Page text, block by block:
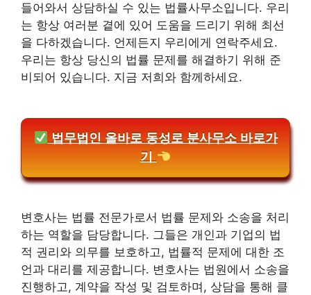
들어와서 상담하실 수 있는 법률사무소입니다. 우리
는 항상 여러분 곁에 있어 도움을 드리기 위해 최선
을 다하겠습니다. 언제든지 우리에게 연락주세요.
우리는 항상 당신의 법률 문제를 해결하기 위해 준
비되어 있습니다. 지금 저희와 함께하세요.
법무법인 올바로 동성로 분사무소 바로가
기
변호사는 법률 전문가로서 법률 문제와 소송을 처리
하는 역할을 담당합니다. 그들은 개인과 기업의 법
적 권리와 의무를 보호하고, 법률적 문제에 대한 조
언과 대리를 제공합니다. 변호사는 법원에서 소송을
진행하고, 계약을 작성 및 검토하며, 상담을 통해 클